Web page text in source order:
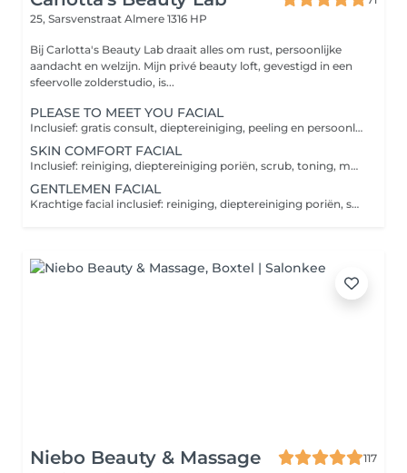
25, Sarsvenstraat Almere 1316 HP
Bij Carlotta's Beauty Lab draait alles om rust, persoonlijke
aandacht en welzijn. Mijn privé beauty loft, gevestigd in een
sfeervolle zolderstudio, is...
PLEASE TO MEET YOU FACIAL
Inclusief: gratis consult, dieptereiniging, peeling en persoonlijk masker. Deze behandeling is een kleine en gezellige gezichtsbehandeling, ideaal om kennis te maken of gewoon als aanvulling op een ander ritueel voor een snelle hydratatieboost.
SKIN COMFORT FACIAL
Inclusief: reiniging, dieptereiniging poriën, scrub, toning, masker, nek-, schouder-, hoofd- en armmassage, crème. Persoonlijke gezichtsbehandeling om de huid in balans te brengen, te voeden, hydrateren en te laten stralen. Brengt comfort, kalmte en harmonie in de geest.
GENTLEMEN FACIAL
Krachtige facial inclusief: reiniging, dieptereiniging poriën, scrub, toning, masker, nek-, schouder-, hoofd- en armmassage, crème. De gezichtsbehandeling voor mannen is speciaal afgestemd op de behoeften van de mannenhuid, die vaak scheergerelateerd zijn, zoals scheerbrand, of andere aandoeningen zoals een gevoelige en doffe huid. Gecombineerde manuele technieken van Zweden en deep tissue.
Niebo Beauty & Massage
117